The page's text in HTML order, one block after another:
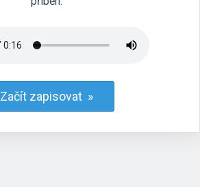
Začít zapisovat »